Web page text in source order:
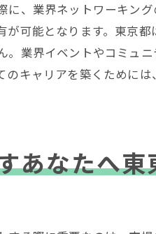
技術セミナーの参加
ンラインコースと資格取得
術コミュニティへの参加
トフォリオの充実化
、業界ネットワーキン
可能となります。東京
業界イベントやコミュ
キャリアを築くために
あなたへ